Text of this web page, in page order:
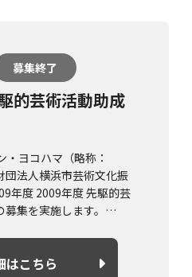
募集終了
的芸術活動助成
・ヨコハマ（略称：
団法人横浜市芸術文化振
年度 2009年度 先駆的芸
集を実施します。
はこちら